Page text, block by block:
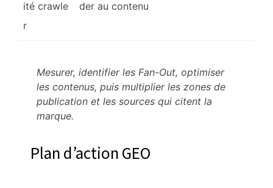
ité crawle
r
der au contenu
Mesurer, identifier les Fan-Out, optimiser
les contenus, puis multiplier les zones de
publication et les sources qui citent la
marque.
Plan d’action GEO